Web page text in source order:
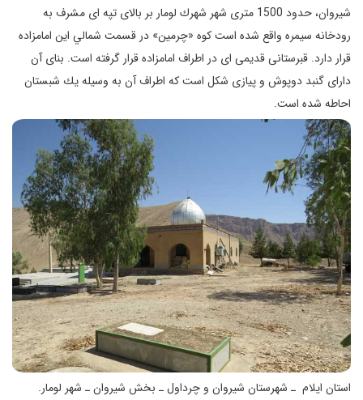
شیروان، حدود 1500 متری شهر شهرك لومار بر بالای تپه ای مشرف به
رودخانه سيمره واقع شده است كوه «چرمين» در قسمت شمالي اين امامزاده
قرار دارد. قبرستانی قديمی ای در اطراف امامزاده قرار گرفته است. بنای آن
دارای گنبد دوپوش و پيازی شكل است كه اطراف آن به وسيله يك شبستان
احاطه شده است.
استان ایلام ـ شهرستان شیروان و چرداول ـ بخش شیروان ـ شهر لومار.